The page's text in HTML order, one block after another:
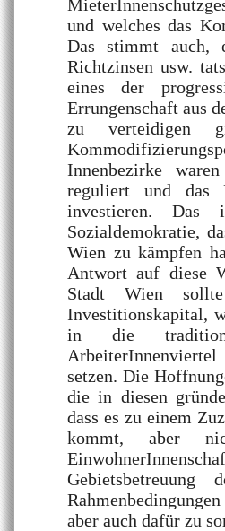
und welches das
Das stimmt auch,
Richtzinsen usw.
eines der
Errungenschaft aus
zu verteidigen
Innenbezirke
reguliert und das
investieren.
Sozialdemokratie,
Wien zu kämpfen
Antwort auf diese
Stadt Wien
Investitionskapital,
in die
setzen. Die
die in diesen
dass es zu einem
kommt, aber
aber auch dafür zu